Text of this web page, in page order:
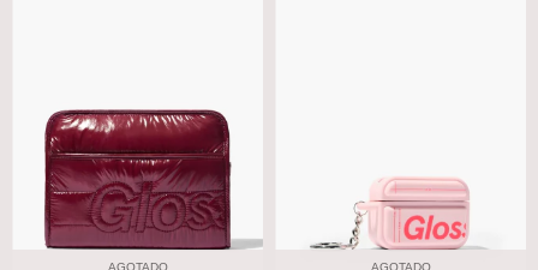
AGOTADO AGOTADO